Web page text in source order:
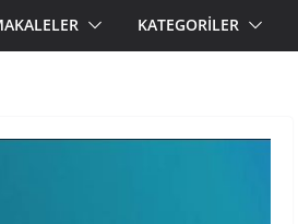
KATEGORILER